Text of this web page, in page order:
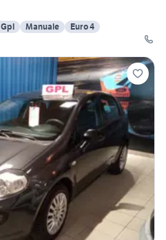
Gpl Manuale
Euro 4